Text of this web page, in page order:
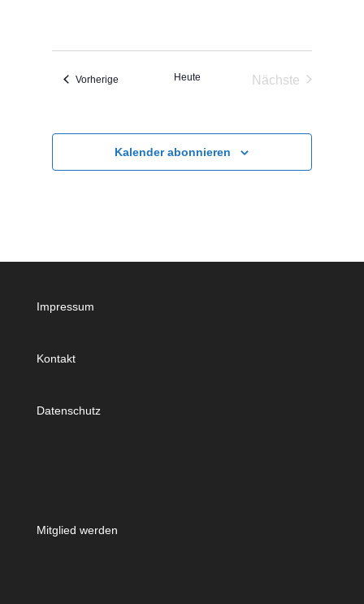
Vorherige Veranstaltungen
Heute
Nächste
Kalender abonnieren
Impressum
Kontakt
Datenschutz
Mitglied werden